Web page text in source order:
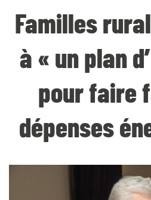
Familles
à « un plan
pour faire
dépenses